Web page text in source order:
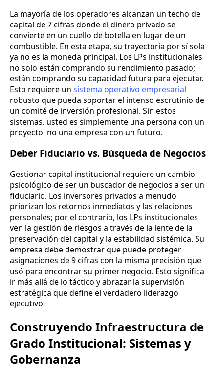
La mayoría de los operadores alcanzan un techo de
capital de 7 cifras donde el dinero privado se
convierte en un cuello de botella en lugar de un
combustible. En esta etapa, su trayectoria por sí sola
ya no es la moneda principal. Los LPs institucionales
no solo están comprando su rendimiento pasado;
están comprando su capacidad futura para ejecutar.
Esto requiere un sistema operativo empresarial
robusto que pueda soportar el intenso escrutinio de
un comité de inversión profesional. Sin estos
sistemas, usted es simplemente una persona con un
proyecto, no una empresa con un futuro.
Deber Fiduciario vs. Búsqueda de Negocios
Gestionar capital institucional requiere un cambio
psicológico de ser un buscador de negocios a ser un
fiduciario. Los inversores privados a menudo
priorizan los retornos inmediatos y las relaciones
personales; por el contrario, los LPs institucionales
ven la gestión de riesgos a través de la lente de la
preservación del capital y la estabilidad sistémica. Su
empresa debe demostrar que puede proteger
asignaciones de 9 cifras con la misma precisión que
usó para encontrar su primer negocio. Esto significa
ir más allá de lo táctico y abrazar la supervisión
estratégica que define el verdadero liderazgo
ejecutivo.
Construyendo Infraestructura de
Grado Institucional: Sistemas y
Gobernanza